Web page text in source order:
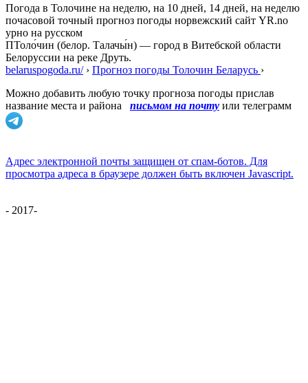
Погода в Толочине на неделю, на 10 дней, 14 дней, на неделю
почасовой точный прогноз погоды норвежский сайт YR.no
урно на русском
ПТоло́чин (белор. Талачы́н) — город в Витебской области
Белоруссии на реке Друть.
belaruspogoda.ru/› Прогноз погоды Толочин Беларусь ›
Можно добавить любую точку прогноза погоды прислав
название места и района
письмом на почту или телеграмм
Адрес электронной почты защищен от спам-ботов. Для
просмотра адреса в браузере должен быть включен Javascript.
- 2017-